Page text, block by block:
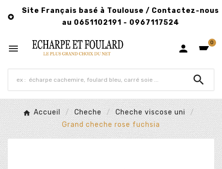

Site Français basé à Toulouse / Contactez-nous
au 0651102191 - 0967117524
  0

Accueil Cheche
Cheche viscose uni
Grand cheche rose fuchsia